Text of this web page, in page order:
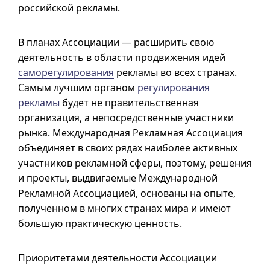
российской рекламы.
В планах Ассоциации — расширить свою
деятельность в области продвижения идей
саморегулирования рекламы во всех странах.
Самым лучшим органом регулирования
рекламы будет не правительственная
организация, а непосредственные участники
рынка. Международная Рекламная Ассоциация
объединяет в своих рядах наиболее активных
участников рекламной сферы, поэтому, решения
и проекты, выдвигаемые Международной
Рекламной Ассоциацией, основаны на опыте,
полученном в многих странах мира и имеют
большую практическую ценность.
Приоритетами деятельности Ассоциации